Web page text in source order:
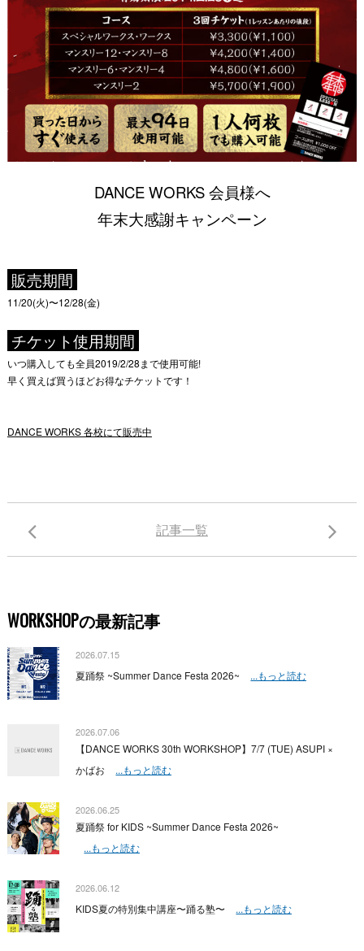
DANCE WORKS 会員様へ
年末大感謝キャンペーン
販売期間
11/20(火)〜12/28(金)
チケット使用期間
いつ購入しても全員2019/2/28まで使用可能!
早く買えば買うほどお得なチケットです！
DANCE WORKS 各校にて販売中
記事一覧
WORKSHOPの最新記事
2026.07.15
夏踊祭 ~Summer Dance Festa 2026~ ...もっと読む
2026.07.06
【DANCE WORKS 30th WORKSHOP】7/7 (TUE) ASUPI ×
かばお
...もっと読む
2026.06.25
夏踊祭 for KIDS ~Summer Dance Festa 2026~
...もっと読む
2026.06.12
KIDS夏の特別集中講座〜踊る塾〜 ...もっと読む